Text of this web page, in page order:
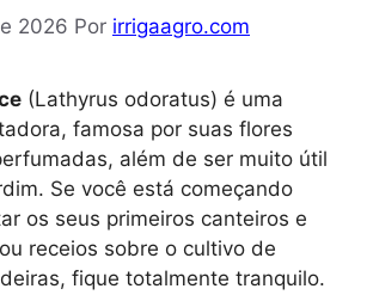
2026 Por irrigaagro.com
(Lathyrus odoratus) é uma
famosa por suas flores
além de ser muito útil
Se você está começando
os seus primeiros canteiros e
receios sobre o cultivo de
fique totalmente tranquilo.